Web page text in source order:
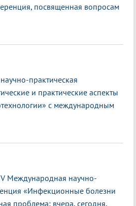
посвященная вопросам
практическая
и практические аспекты
с международным
V Международная научно-
«Инфекционные болезни
проблема: вчера, сегодня,